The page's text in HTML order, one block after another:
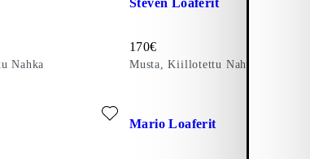
Nahka
Hinta:
170€
Musta, Kiillotettu Nahka
LOAFERIT (Musta, Nahka)
Mario Loaferit